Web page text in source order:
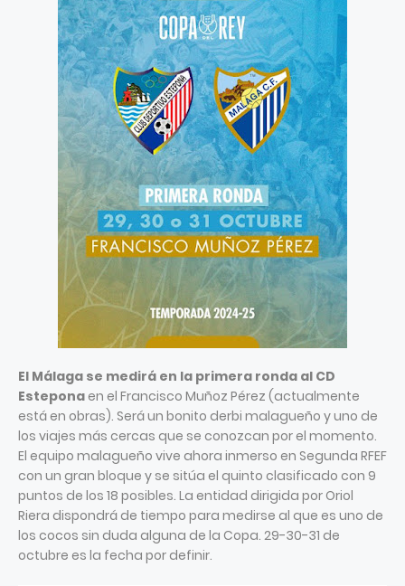
El Málaga se medirá en la primera ronda al CD
Estepona en el Francisco Muñoz Pérez (actualmente
está en obras). Será un bonito derbi malagueño y uno de
los viajes más cercas que se conozcan por el momento.
El equipo malagueño vive ahora inmerso en Segunda RFEF
con un gran bloque y se sitúa el quinto clasificado con 9
puntos de los 18 posibles. La entidad dirigida por Oriol
Riera dispondrá de tiempo para medirse al que es uno de
los cocos sin duda alguna de la Copa. 29-30-31 de
octubre es la fecha por definir.